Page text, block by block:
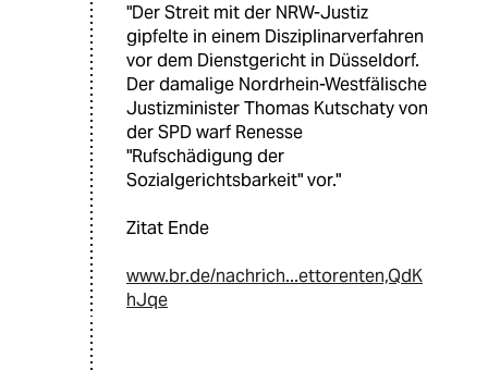
"Der Streit mit der NRW-Justiz
gipfelte in einem Disziplinarverfahren
vor dem Dienstgericht in Düsseldorf.
Der damalige Nordrhein-Westfälische
Justizminister Thomas Kutschaty von
der SPD warf Renesse
"Rufschädigung der
Sozialgerichtsbarkeit" vor."
Zitat Ende
www.br.de/nachrich...ettorenten,QdK
hJqe